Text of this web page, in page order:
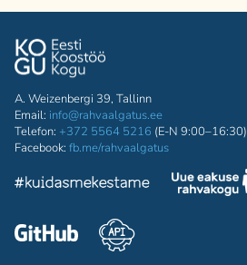
A. Weizenbergi 39, Tallinn
Email: info@rahvaalgatus.ee
Telefon: +372 5564 5216 (E-N 9:00–16:30)
Facebook: fb.me/rahvaalgatus